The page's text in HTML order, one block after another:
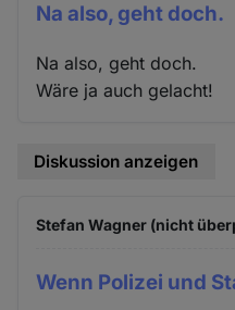
Na also, geht doch.
Na also, geht doch.
Wäre ja auch gelacht!
Diskussion anzeigen
Stefan Wagner (nicht
Wenn Polizei und